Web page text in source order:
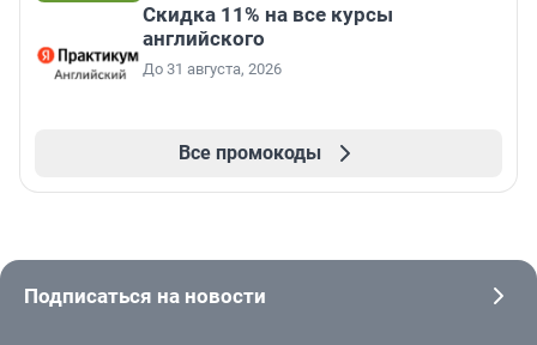
Скидка 11% на все курсы
английского
До 31 августа, 2026
Все промокоды
Подписаться на новости